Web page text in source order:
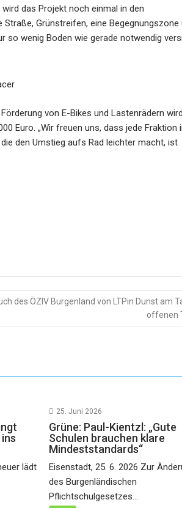
das Projekt noch einmal in den
Grünstreifen, eine Begegnungszone
so wenig Boden wie gerade notwendig
von E-Bikes und Lastenrädern
Euro. „Wir freuen uns, dass jede Fraktion
den Umstieg aufs Rad leichter macht, ist
des ÖZIV Burgenland von LTPin Dunst am
offenen
lädt
25. Juni 2026
Grüne: Paul-Kientzl: „Gute
Schulen brauchen klare
Mindeststandards“
Eisenstadt, 25. 6. 2026 Zur
des Burgenländischen
Pflichtschulgesetzes...